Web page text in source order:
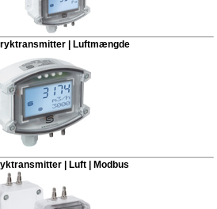
| Luftmængde
| Luft | Modbus